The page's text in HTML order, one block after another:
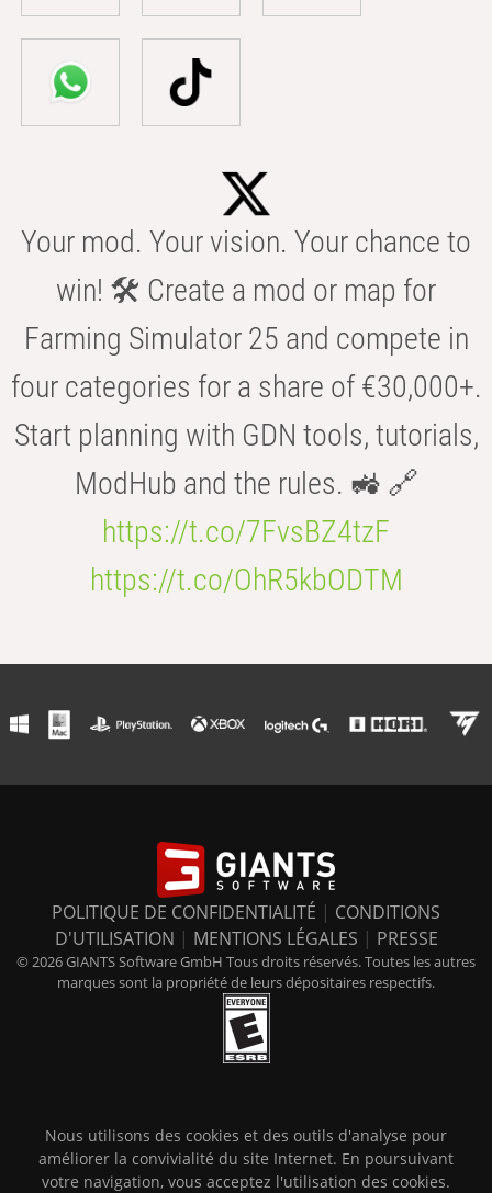
Your mod. Your vision. Your chance to
win! 🛠️ Create a mod or map for
Farming Simulator 25 and compete in
four categories for a share of €30,000+.
Start planning with GDN tools, tutorials,
ModHub and the rules. 🚜 🔗
https://t.co/7FvsBZ4tzF
https://t.co/OhR5kbODTM
POLITIQUE DE CONFIDENTIALITÉ | CONDITIONS
D'UTILISATION | MENTIONS LÉGALES | PRESSE
© 2026 GIANTS Software GmbH Tous droits réservés. Toutes les autres
marques sont la propriété de leurs dépositaires respectifs.
Nous utilisons des cookies et des outils d'analyse pour
améliorer la convivialité du site Internet. En poursuivant
votre navigation, vous acceptez l'utilisation des cookies.